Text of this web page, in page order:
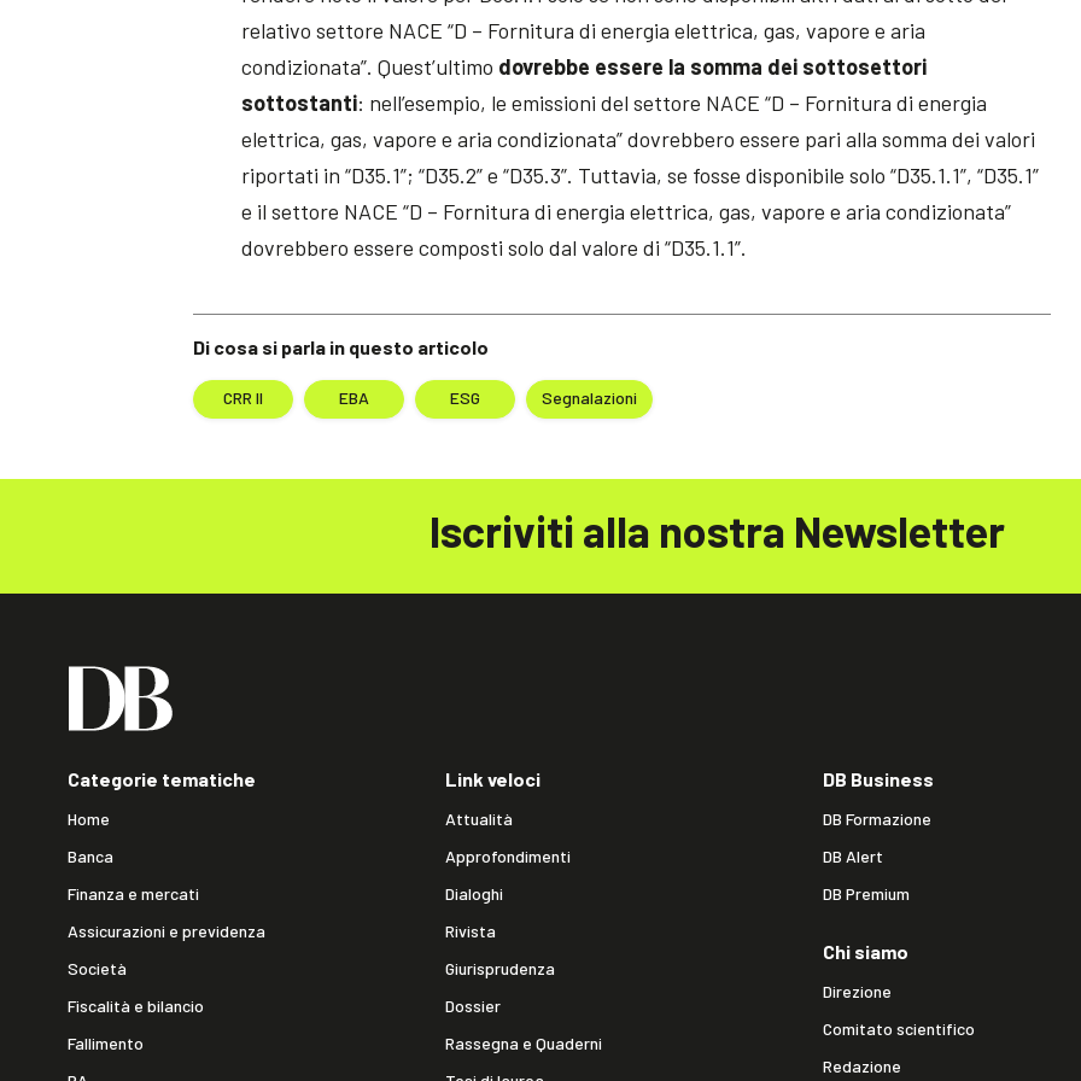
Di cosa si parla in questo articolo
CRR II EBA ESG Segnalazioni
relativo settore NACE “D – Fornitura di energia elettrica, gas, vapore e aria
condizionata”. Quest’ultimo dovrebbe essere la somma dei sottosettori
sottostanti: nell’esempio, le emissioni del settore NACE “D – Fornitura di energia
elettrica, gas, vapore e aria condizionata” dovrebbero essere pari alla somma dei valori
riportati in “D35.1”; “D35.2” e “D35.3”. Tuttavia, se fosse disponibile solo “D35.1.1”, “D35.1”
e il settore NACE “D – Fornitura di energia elettrica, gas, vapore e aria condizionata”
dovrebbero essere composti solo dal valore di “D35.1.1”.
Iscriviti alla nostra Newsletter
Categorie tematiche
Home
Banca
Finanza e mercati
Assicurazioni e previdenza
Società
Fiscalità e bilancio
Fallimento
Link veloci
Attualità
Approfondimenti
Dialoghi
Rivista
Giurisprudenza
Dossier
Rassegna e Quaderni
DB Business
DB Formazione
DB Alert
DB Premium
Chi siamo
Direzione
Comitato scientifico
Redazione